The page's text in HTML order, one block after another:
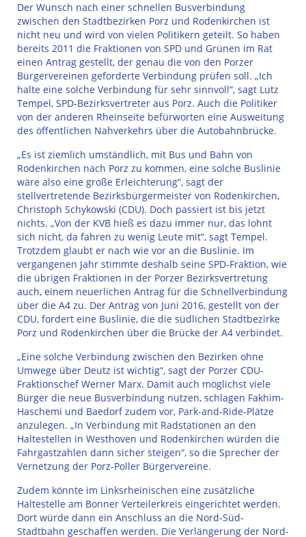
Der Wunsch nach einer schnellen Busverbindung
zwischen den Stadtbezirken Porz und Rodenkirchen ist
nicht neu und wird von vielen Politikern geteilt. So haben
bereits 2011 die Fraktionen von SPD und Grünen im Rat
einen Antrag gestellt, der genau die von den Porzer
Bürgervereinen geforderte Verbindung prüfen soll. „Ich
halte eine solche Verbindung für sehr sinnvoll“, sagt Lutz
Tempel, SPD-Bezirksvertreter aus Porz. Auch die Politiker
von der anderen Rheinseite befürworten eine Ausweitung
des öffentlichen Nahverkehrs über die Autobahnbrücke.
„Es ist ziemlich umständlich, mit Bus und Bahn von
Rodenkirchen nach Porz zu kommen, eine solche Buslinie
wäre also eine große Erleichterung“, sagt der
stellvertretende Bezirksbürgermeister von Rodenkirchen,
Christoph Schykowski (CDU). Doch passiert ist bis jetzt
nichts. „Von der KVB hieß es dazu immer nur, das lohnt
sich nicht, da fahren zu wenig Leute mit“, sagt Tempel.
Trotzdem glaubt er nach wie vor an die Buslinie. Im
vergangenen Jahr stimmte deshalb seine SPD-Fraktion, wie
die übrigen Fraktionen in der Porzer Bezirksvertretung
auch, einem neuerlichen Antrag für die Schnellverbindung
über die A4 zu. Der Antrag von Juni 2016, gestellt von der
CDU, fordert eine Buslinie, die die südlichen Stadtbezirke
Porz und Rodenkirchen über die Brücke der A4 verbindet.
„Eine solche Verbindung zwischen den Bezirken ohne
Umwege über Deutz ist wichtig“, sagt der Porzer CDU-
Fraktionschef Werner Marx. Damit auch möglichst viele
Bürger die neue Busverbindung nutzen, schlagen Fakhim-
Haschemi und Baedorf zudem vor, Park-and-Ride-Plätze
anzulegen. „In Verbindung mit Radstationen an den
Haltestellen in Westhoven und Rodenkirchen würden die
Fahrgastzahlen dann sicher steigen“, so die Sprecher der
Vernetzung der Porz-Poller Bürgervereine.
Zudem könnte im Linksrheinischen eine zusätzliche
Haltestelle am Bonner Verteilerkreis eingerichtet werden.
Dort würde dann ein Anschluss an die Nord-Süd-
Stadtbahn geschaffen werden. Die Verlängerung der Nord-